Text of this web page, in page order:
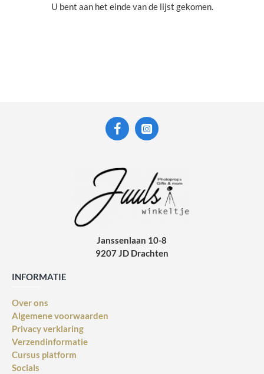
U bent aan het einde van de lijst gekomen.
Janssenlaan 10-8
9207 JD Drachten
INFORMATIE
Over ons
Algemene voorwaarden
Privacy verklaring
Verzendinformatie
Cursus platform
Socials